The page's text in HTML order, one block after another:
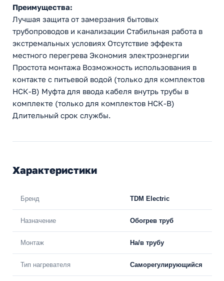
Преимущества:
Лучшая защита от замерзания бытовых
трубопроводов и канализации Стабильная работа в
экстремальных условиях Отсутствие эффекта
местного перегрева Экономия электроэнергии
Простота монтажа Возможность использования в
контакте с питьевой водой (только для комплектов
НСК-В) Муфта для ввода кабеля внутрь трубы в
комплекте (только для комплектов НСК-В)
Длительный срок службы.
Характеристики
Бренд TDM Electric
Назначение Обогрев труб
Монтаж На/в трубу
Тип нагревателя Саморегулирующийся